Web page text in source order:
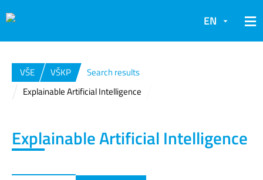
EN
VŠE VŠKP
Search results
Explainable Artificial Intelligence
Explainable Artificial Intelligence